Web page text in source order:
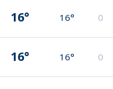
16° 16° 0
16° 16° 0